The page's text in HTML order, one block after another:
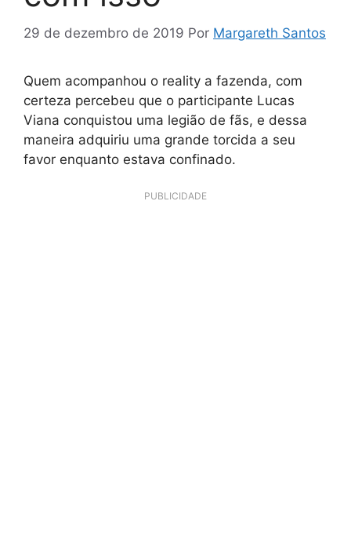
29 de dezembro de 2019 Por Margareth Santos
Quem acompanhou o reality a fazenda, com
certeza percebeu que o participante Lucas
Viana conquistou uma legião de fãs, e dessa
maneira adquiriu uma grande torcida a seu
favor enquanto estava confinado.
PUBLICIDADE